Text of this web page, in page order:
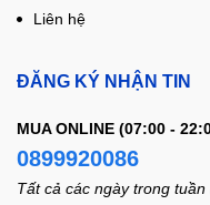
Liên hệ
ĐĂNG KÝ NHẬN TIN
MUA ONLINE (07:00 -
0899920086
Tất cả các ngày trong